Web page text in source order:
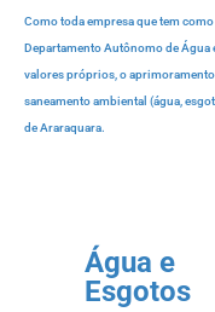
Como toda empresa que tem
Departamento Autônomo de Água
valores próprios, o
saneamento ambiental (água,
de Araraquara.
Água e
Esgotos